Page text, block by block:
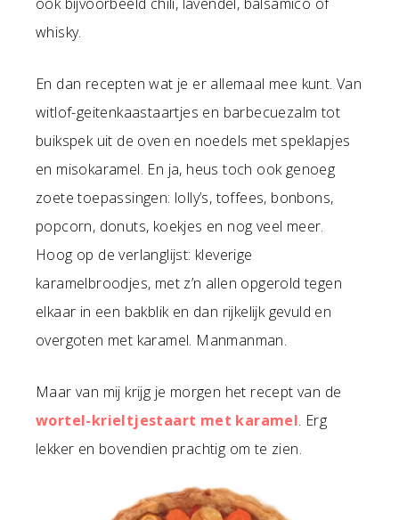
whisky.
En dan recepten wat je er allemaal mee kunt. Van
witlof-geitenkaastaartjes en barbecuezalm tot
buikspek uit de oven en noedels met speklapjes
en misokaramel. En ja, heus toch ook genoeg
zoete toepassingen: lolly’s, toffees, bonbons,
popcorn, donuts, koekjes en nog veel meer.
Hoog op de verlanglijst: kleverige
karamelbroodjes, met z’n allen opgerold tegen
elkaar in een bakblik en dan rijkelijk gevuld en
overgoten met karamel. Manmanman.
Maar van mij krijg je morgen het recept van de
wortel-krieltjestaart met karamel. Erg
lekker en bovendien prachtig om te zien.